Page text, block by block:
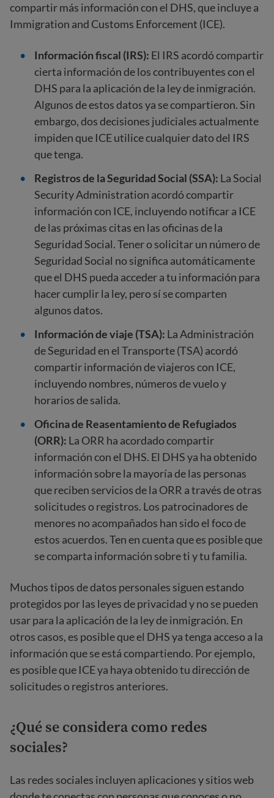
compartir más información con el DHS, que incluye a
Immigration and Customs Enforcement (ICE).
Información fiscal (IRS): El IRS acordó compartir
cierta información de los contribuyentes con el
DHS para la aplicación de la ley de inmigración.
Algunos de estos datos ya se compartieron. Sin
embargo, dos decisiones judiciales actualmente
impiden que ICE utilice cualquier dato del IRS
que tenga.
Registros de la Seguridad Social (SSA): La Social
Security Administration acordó compartir
información con ICE, incluyendo notificar a ICE
de las próximas citas en las oficinas de la
Seguridad Social. Tener o solicitar un número de
Seguridad Social no significa automáticamente
que el DHS pueda acceder a tu información para
hacer cumplir la ley, pero sí se comparten
algunos datos.
Información de viaje (TSA): La Administración
de Seguridad en el Transporte (TSA) acordó
compartir información de viajeros con ICE,
incluyendo nombres, números de vuelo y
horarios de salida.
Oficina de Reasentamiento de Refugiados
(ORR): La ORR ha acordado compartir
información con el DHS. El DHS ya ha obtenido
información sobre la mayoría de las personas
que reciben servicios de la ORR a través de otras
solicitudes o registros. Los patrocinadores de
menores no acompañados han sido el foco de
estos acuerdos. Ten en cuenta que es posible que
se comparta información sobre ti y tu familia.
Muchos tipos de datos personales siguen estando
protegidos por las leyes de privacidad y no se pueden
usar para la aplicación de la ley de inmigración. En
otros casos, es posible que el DHS ya tenga acceso a la
información que se está compartiendo. Por ejemplo,
es posible que ICE ya haya obtenido tu dirección de
solicitudes o registros anteriores.
¿Qué se considera como redes
sociales?
Las redes sociales incluyen aplicaciones y sitios web